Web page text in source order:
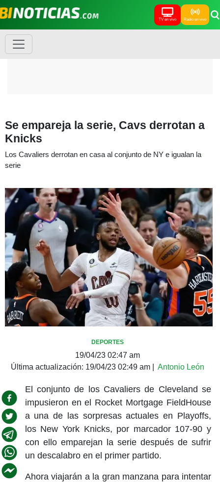
TV en vivo Radio en vivo
Se empareja la serie, Cavs derrotan a
Knicks
Los Cavaliers derrotan en casa al conjunto de NY e igualan la
serie
DEPORTES
19/04/23 02:47 am
Última actualización: 19/04/23 02:49 am Antonio León
El conjunto de los Cavaliers de Cleveland se
impusieron en el Rocket Mortgage FieldHouse
a una de las sorpresas actuales en Playoffs,
los New York Knicks, por marcador 107-90 y
con ello emparejan la serie después de sufrir
un descalabro en el primer partido.
Ahora viajarán a la gran manzana para intentar